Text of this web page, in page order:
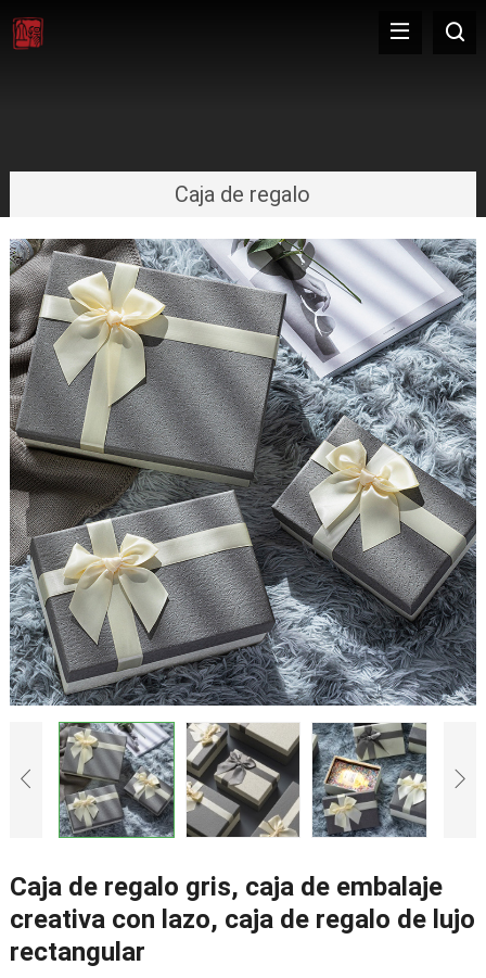
Caja de regalo
Caja de regalo gris, caja de embalaje
creativa con lazo, caja de regalo de lujo
rectangular